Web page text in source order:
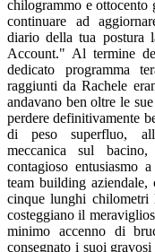
chilogrammo e
continuare ad
diario della tua postura
Account." Al termine
dedicato programma
raggiunti da Rachele
andavano ben oltre le
perdere definitivamente
di peso superfluo,
meccanica sul
contagioso entusiasmo
team building aziendale,
cinque lunghi chilometri
costeggiano il
minimo accenno di
consegnato i suoi